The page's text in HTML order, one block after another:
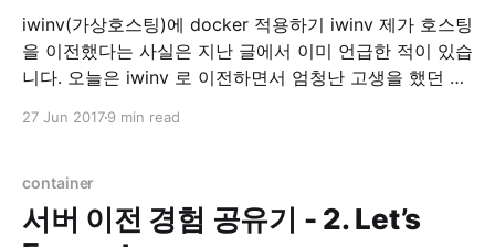
iwinv(가상호스팅)에 docker 적용하기 iwinv 제가 호스팅
을 이전했다는 사실은 지난 글에서 이미 언급한 적이 있습
니다. 오늘은 iwinv 로 이전하면서 엄청난 고생을 했던 경
용을 하는 것에
27 Jun 20179 min read
container
서버 이전 경험 공유기 - 2. Let’s